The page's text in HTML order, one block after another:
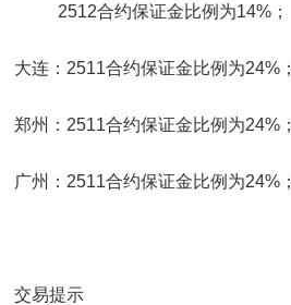
2512合约保证金比例为14%；
大连：2511合约保证金比例为24%；
郑州：2511合约保证金比例为24%；
广州：2511合约保证金比例为24%；
交易提示